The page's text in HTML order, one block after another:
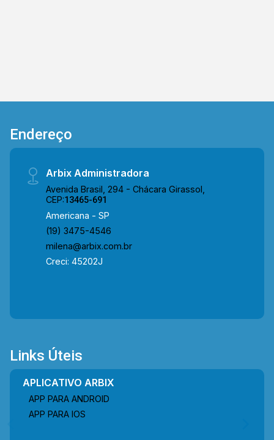
Maria José de Mattos, o Estádio Décio Vitta, a
FATEC Americana, além de restaurantes e
praças, oferecendo praticidade e fácil acesso a
serviços essenciais. Entre em contato com a
equipe da Arbix Imóveis e agende a sua visita!!
Endereço
Arbix Administradora
Avenida Brasil, 294 - Chácara Girassol,
CEP:13465-691
Americana - SP
(19) 3475-4546
milena@arbix.com.br
Creci: 45202J
Links Úteis
APLICATIVO ARBIX
APP PARA ANDROID
APP PARA IOS